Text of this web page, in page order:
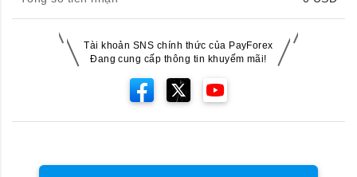
Tài khoản SNS chính thức của PayForex
Đang cung cấp thông tin khuyếm mãi!